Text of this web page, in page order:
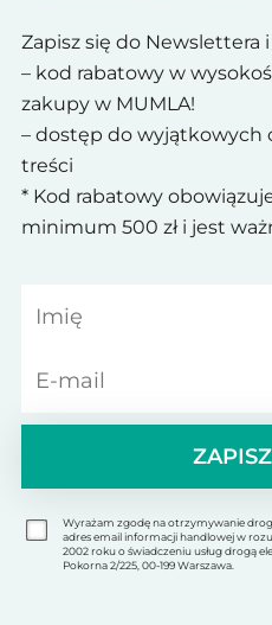
Zapisz się do Newslettera
– kod rabatowy w
zakupy w MUMLA!
– dostęp do wyjątkowych
treści
* Kod rabatowy
minimum 500 zł i jest
Wyrażam zgodę na otrzymywanie
adres email informacji handlowej w
2002 roku o świadczeniu usług drogą
Pokorna 2/225, 00-199 Warszawa.